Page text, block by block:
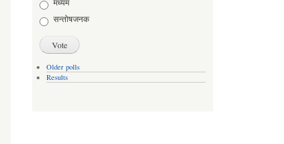
सन्तोषजनक
Older polls
Results